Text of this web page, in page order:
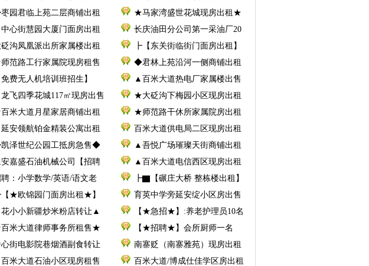
园君临上苑二层商铺出租
★马家湾盛世花城现房出租★
心街慧园大厦门面房出租
长庆油田分公司第一采油厂20
砭沟凤凰派出所家属楼出租
┣【东关街临街门面房出租】
范路工行家属院现房租售
◆君林上苑沿河一侧商铺出租
免费无人机培训班招生】
▲百米大道热电厂家属楼出售
飞四季花城117㎡现房出售
★大砭沟下梅园小区现房出租
米大道月星家居商铺出租
★师范路干休所家属院房出租
安领航铂金精装公寓出租
百米大道供电局二区现房出租
泽世纪公园工抵房急售◆
▲吾悦广场璀璨天街商铺出租
安嘉盛石油机械公司【招聘
▲百米大道电信西区现房出租
：小学数学/英语/语文老
┣▇【碾庄大桥 整栋楼出租】
【★欧锦园门面房出租★】
育英中学旁延安绽小区房出售
小小新疆炒米粉店转让▲
【★急招★】:养老护理员10名
米大道律师事务所租售★
【★招聘★】会所厨师一名
街电影院巷烟酒副食转让
南寨贬（南寨雅苑）现房出租
米大道石油小区现房租售
百米大道/博成仕佳学区房出租